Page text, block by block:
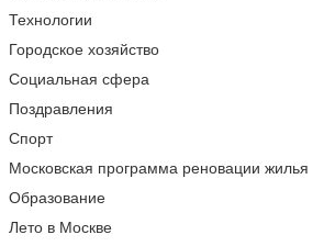
Технологии
Городское хозяйство
Социальная сфера
Поздравления
Спорт
Московская программа реновации жилья
Образование
Лето в Москве